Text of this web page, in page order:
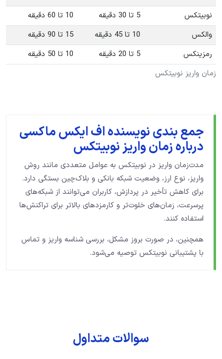
زمان واریز نوبیتکس
نوبیتکس
5 تا 30 دقیقه
10 تا 60 دقیقه
والکس
10 تا 45 دقیقه
15 تا 90 دقیقه
رمزینکس
5 تا 20 دقیقه 10 تا 50 دقیقه
جمع‌ بندی نویسنده اف ایکس ماکسی
درباره زمان واریز نوبیتکس
مدت‌زمان واریز در نوبیتکس به عوامل متعددی مانند روش
واریز، نوع ارز، وضعیت شبکه بانکی و بلاک‌چین بستگی دارد.
برای کاهش تأخیر در پردازش، کاربران می‌توانند از شبکه‌های
پرسرعت، زمان‌های خلوت‌تر و کارمزدهای بالاتر برای تراکنش‌ها
استفاده کنند.
همچنین، در صورت بروز مشکل، بررسی شناسه واریز و تماس
با پشتیبانی نوبیتکس توصیه می‌شود.
سوالات متداول